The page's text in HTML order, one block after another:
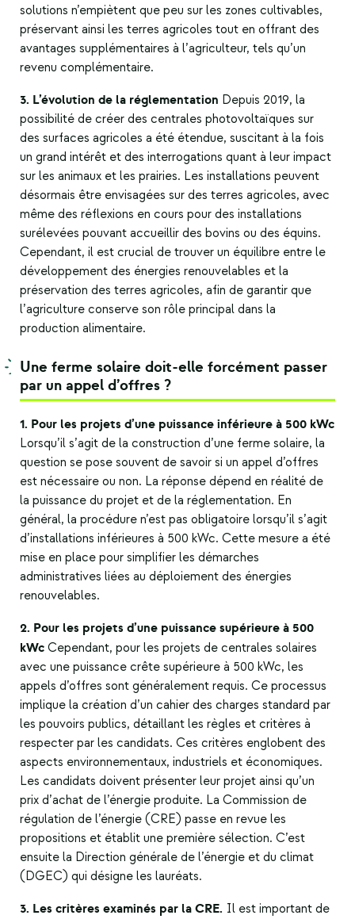
solutions n’empiètent que peu sur les zones cultivables,
préservant ainsi les terres agricoles tout en offrant des
avantages supplémentaires à l’agriculteur, tels qu’un
revenu complémentaire.
3. L’évolution de la réglementation Depuis 2019, la
possibilité de créer des centrales photovoltaïques sur
des surfaces agricoles a été étendue, suscitant à la fois
un grand intérêt et des interrogations quant à leur impact
sur les animaux et les prairies. Les installations peuvent
désormais être envisagées sur des terres agricoles, avec
même des réflexions en cours pour des installations
surélevées pouvant accueillir des bovins ou des équins.
Cependant, il est crucial de trouver un équilibre entre le
développement des énergies renouvelables et la
préservation des terres agricoles, afin de garantir que
l’agriculture conserve son rôle principal dans la
production alimentaire.
Une ferme solaire doit-elle forcément passer
par un appel d’offres ?
1. Pour les projets d’une puissance inférieure à 500 kWc
Lorsqu’il s’agit de la construction d’une ferme solaire, la
question se pose souvent de savoir si un appel d’offres
est nécessaire ou non. La réponse dépend en réalité de
la puissance du projet et de la réglementation. En
général, la procédure n’est pas obligatoire lorsqu’il s’agit
d’installations inférieures à 500 kWc. Cette mesure a été
mise en place pour simplifier les démarches
administratives liées au déploiement des énergies
renouvelables.
2. Pour les projets d’une puissance supérieure à 500
kWc Cependant, pour les projets de centrales solaires
avec une puissance crête supérieure à 500 kWc, les
appels d’offres sont généralement requis. Ce processus
implique la création d’un cahier des charges standard par
les pouvoirs publics, détaillant les règles et critères à
respecter par les candidats. Ces critères englobent des
aspects environnementaux, industriels et économiques.
Les candidats doivent présenter leur projet ainsi qu’un
prix d’achat de l’énergie produite. La Commission de
régulation de l’énergie (CRE) passe en revue les
propositions et établit une première sélection. C’est
ensuite la Direction générale de l’énergie et du climat
(DGEC) qui désigne les lauréats.
3. Les critères examinés par la CRE. Il est important de